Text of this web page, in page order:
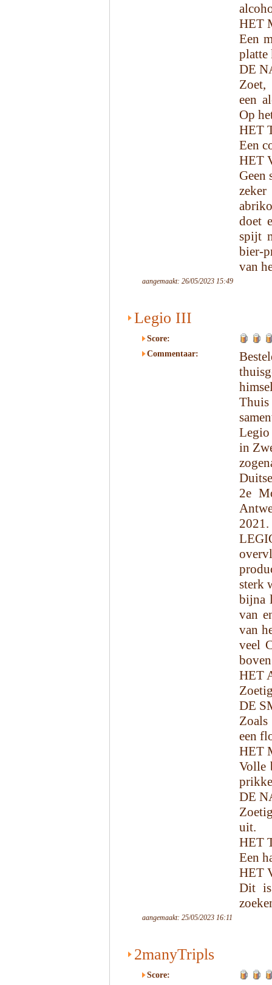
HET
Een
DE
Zoet,
een
Op
HET
Een
HET
Geen
doet
spijt
bier-
van
aangemaakt: 26/05/2023 15:49
Legio III
Score:
Commentaar:
in
2e
2021.
sterk
bijna
van
van
veel
HET
DE
een
HET
Volle
DE
uit.
HET
Een
HET
Dit is
aangemaakt: 25/05/2023 16:11
2manyTripls
Score: